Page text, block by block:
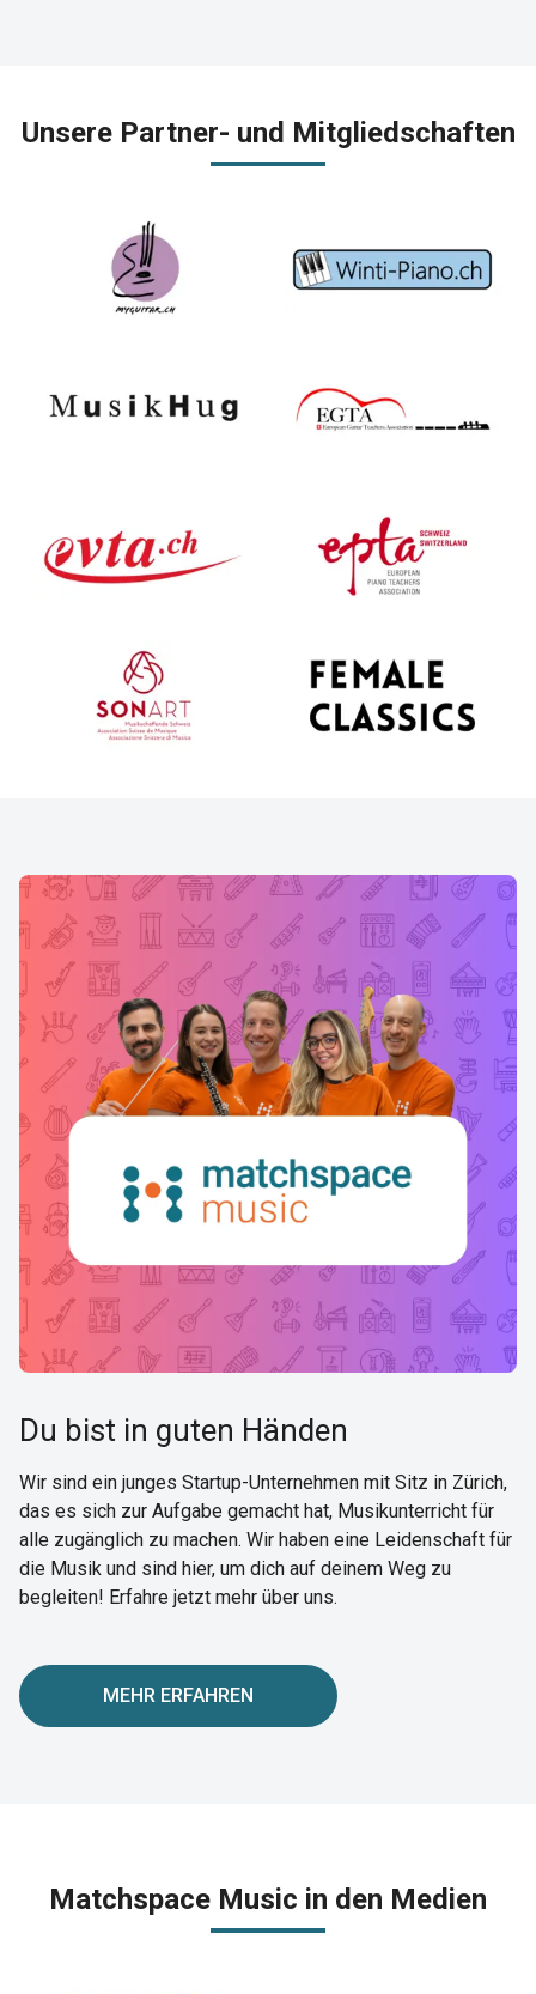
Unsere Partner- und Mitgliedschaften
Du bist in guten Händen
Wir sind ein junges Startup-Unternehmen mit Sitz in Zürich,
das es sich zur Aufgabe gemacht hat, Musikunterricht für
alle zugänglich zu machen. Wir haben eine Leidenschaft für
die Musik und sind hier, um dich auf deinem Weg zu
begleiten! Erfahre jetzt mehr über uns.
MEHR ERFAHREN
Matchspace Music in den Medien